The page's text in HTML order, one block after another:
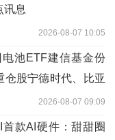
讯息
2026-08-07 10:05
池ETF建信基金份
仓股宁德时代、比亚
2026-08-07 09:09
款AI硬件：甜甜圈